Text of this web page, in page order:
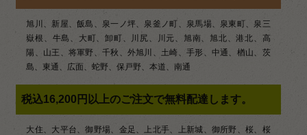
旭川、新屋、飯島、泉一ノ坪、泉釜ノ町、泉馬場、泉東町、泉三
嶽根、牛島、大町、卸町、川尻、川元、旭南、旭北、港北、高
陽、山王、将軍野、千秋、外旭川、土崎、手形、中通、楢山、茨
島、東通、広面、蛇野、保戸野、本道、南通
税込16,200円以上のご注文で無料配達します。
大住、大平台、御野場、金足、上北手、上新城、御所野、桜、桜